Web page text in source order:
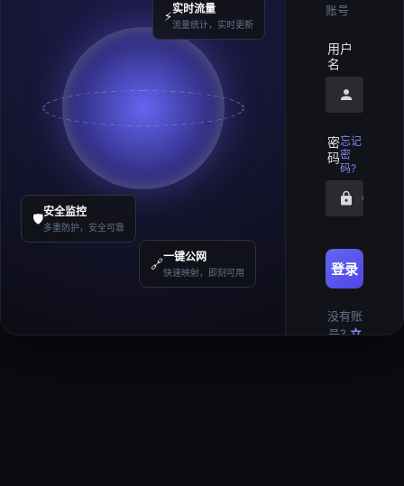
⚡实时流量
流量统计，实时更新
🛡️安全监控
多重防护，安全可靠
🔗一键公网
快速映射，即刻可用
账号
用户
名
密
码
忘记
密
码?
请输入
登录
没有账
号?立